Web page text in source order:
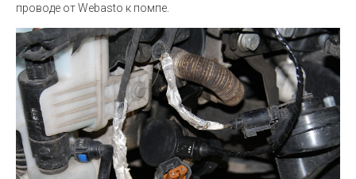
проводе от Webasto к помпе.